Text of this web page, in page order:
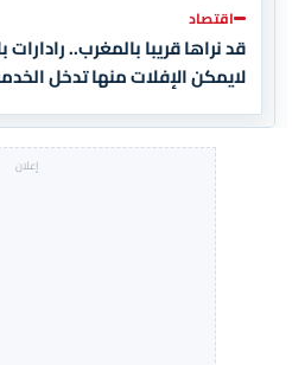
اقتصاد
قد نراها قريبا بالمغرب..
لايمكن الإفلات منها تدخل